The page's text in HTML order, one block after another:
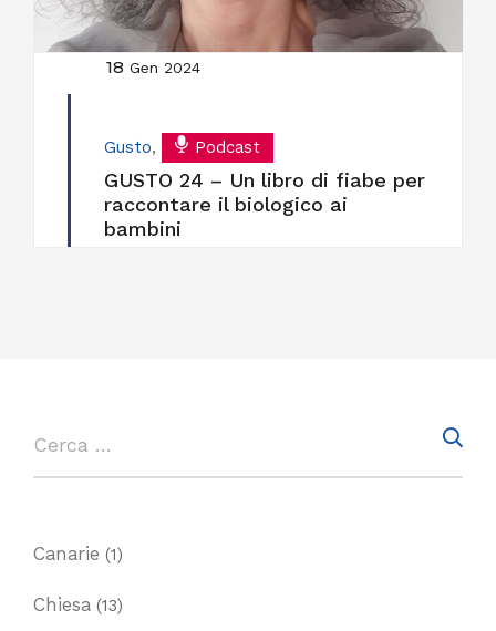
18 Gen 2024
Gusto, Podcast
GUSTO 24 – Un libro di fiabe per
raccontare il biologico ai
bambini
Canarie (1)
Chiesa (13)